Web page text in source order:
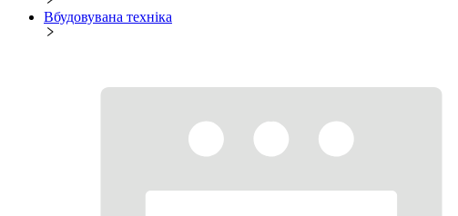
Вбудовувана техніка